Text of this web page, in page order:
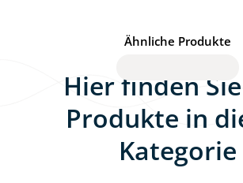
Ähnliche Produkte
Hier finden
Produkte in
Kategorie